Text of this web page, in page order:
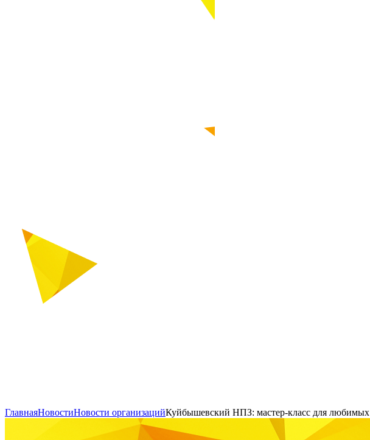
ГлавнаяНовостиНовости организацийКуйбышевский НПЗ: мастер-класс для любимых